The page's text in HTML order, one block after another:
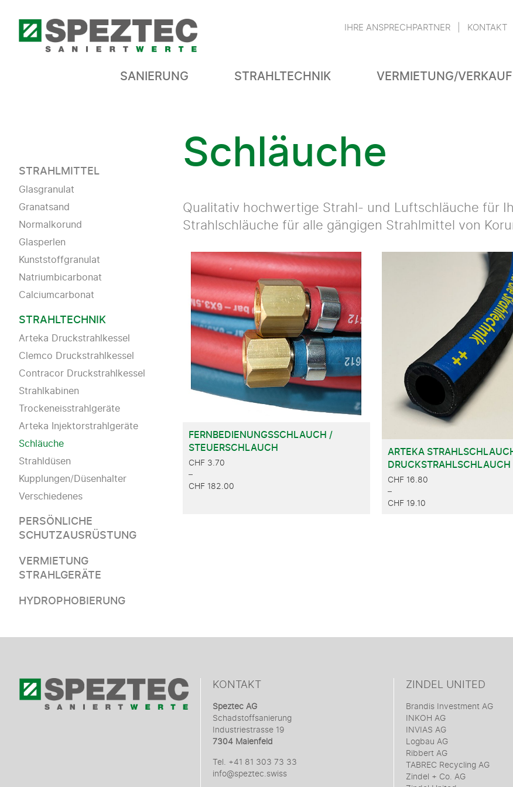
IHRE ANSPRECHPARTNER KONTAKT
SANIERUNG STRAHLTECHNIK VERMIETUNG/VERKAUF
STRAHLMITTEL
Glasgranulat
Granatsand
Normalkorund
Glasperlen
Kunststoffgranulat
Natriumbicarbonat
Calciumcarbonat
STRAHLTECHNIK
Arteka Druckstrahlkessel
Clemco Druckstrahlkessel
Contracor Druckstrahlkessel
Strahlkabinen
Trockeneisstrahlgeräte
Arteka Injektorstrahlgeräte
Schläuche
Strahldüsen
Kupplungen/Düsenhalter
Verschiedenes
PERSÖNLICHE
SCHUTZAUSRÜSTUNG
VERMIETUNG
STRAHLGERÄTE
HYDROPHOBIERUNG
Schläuche
Qualitativ hochwertige Strahl- und Luftschläuche für
Strahlschläuche für alle gängigen Strahlmittel von
FERNBEDIENUNGSSCHLAUCH /
STEUERSCHLAUCH
CHF 3.70
–
CHF 182.00
ARTEKA
DRUCKSTRAHLSCHLAUCH
CHF 16.80
–
CHF 19.10
KONTAKT
Speztec AG
Schadstoffsanierung
Industriestrasse 19
7304 Maienfeld
Tel. +41 81 303 73 33
info@speztec.swiss
ZINDEL UNITED
Brandis Investment AG
INKOH AG
INVIAS AG
Logbau AG
Ribbert AG
TABREC Recycling AG
Zindel + Co. AG